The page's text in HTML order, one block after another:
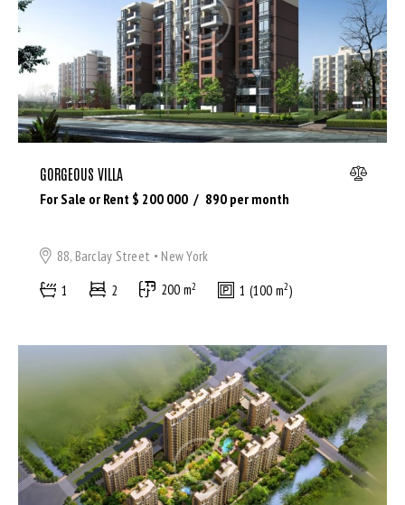
GORGEOUS VILLA
For Sale or Rent $ 200 000 890 per month
88, Barclay Street
New York
1
2 200 m2 1 (100 m2)